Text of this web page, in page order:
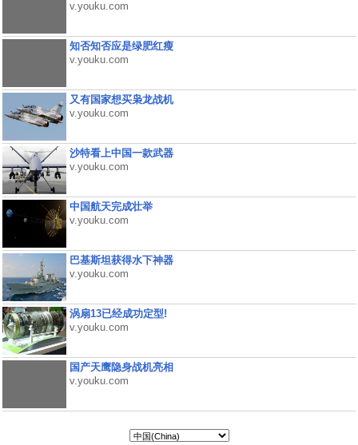
v.youku.com
知否知否应是绿肥红瘦
v.youku.com
又有国家想买枭龙战机
v.youku.com
沙特看上中国一款武器
v.youku.com
中国航天完成壮举
v.youku.com
巴基斯坦获得水下神器
v.youku.com
涡扇13已经成功定型!
v.youku.com
国产天鹰隐身战机亮相
v.youku.com